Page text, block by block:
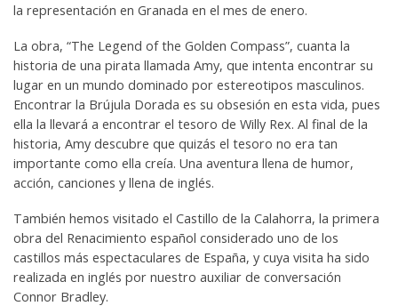
la representación en Granada en el mes de enero.
La obra, “The Legend of the Golden Compass”, cuanta la
historia de una pirata llamada Amy, que intenta encontrar su
lugar en un mundo dominado por estereotipos masculinos.
Encontrar la Brújula Dorada es su obsesión en esta vida, pues
ella la llevará a encontrar el tesoro de Willy Rex. Al final de la
historia, Amy descubre que quizás el tesoro no era tan
importante como ella creía. Una aventura llena de humor,
acción, canciones y llena de inglés.
También hemos visitado el Castillo de la Calahorra, la primera
obra del Renacimiento español considerado uno de los
castillos más espectaculares de España, y cuya visita ha sido
realizada en inglés por nuestro auxiliar de conversación
Connor Bradley.